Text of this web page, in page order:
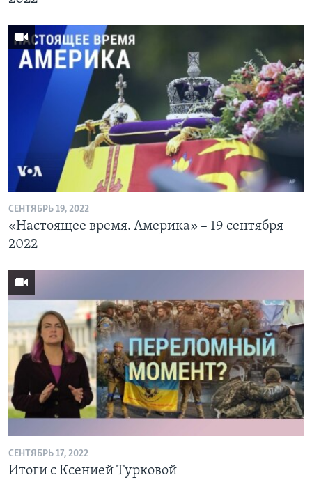
СЕНТЯБРЬ 19, 2022
«Настоящее время. Америка» – 19 сентября
2022
СЕНТЯБРЬ 17, 2022
Итоги с Ксенией Турковой